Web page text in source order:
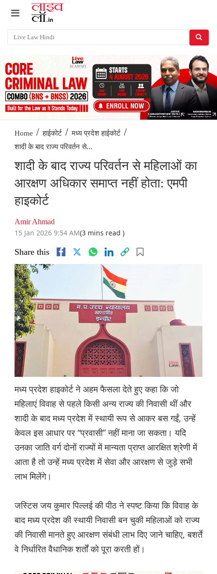
Home / हाईकोर्ट / मध्य प्रदेश हाईकोर्ट /
शादी के बाद राज्य परिवर्तन से...
शादी के बाद राज्य परिवर्तन से महिलाओं का
आरक्षण अधिकार समाप्त नहीं होता: एमपी
हाइकोर्ट
Amir Ahmad
15 Jan 2026 9:54 AM(3 mins read )
Share this
मध्य प्रदेश हाइकोर्ट ने अहम फैसला देते हुए कहा कि जो
महिलाएं विवाह से पहले किसी अन्य राज्य की निवासी थीं और
शादी के बाद मध्य प्रदेश में स्थायी रूप से आकर बस गईं, उन्हें
केवल इस आधार पर “प्रवासी” नहीं माना जा सकता। यदि
उनका जाति वर्ग दोनों राज्यों में मान्यता प्राप्त आरक्षित श्रेणी में
आता है तो उन्हें मध्य प्रदेश में सेवा और आरक्षण से जुड़े सभी
लाभ मिलेंगे।
जस्टिस जय कुमार पिल्लई की पीठ ने स्पष्ट किया कि विवाह के
बाद मध्य प्रदेश की स्थायी निवासी बन चुकी महिलाओं को राज्य
की निवासी मानते हुए आरक्षण संबंधी लाभ दिए जाने चाहिए, बशर्ते
वे निर्धारित वैधानिक शर्तों को पूरा करती हों।